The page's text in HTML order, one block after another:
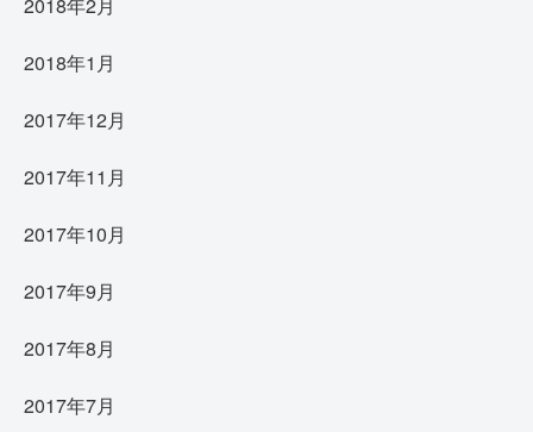
2018年1月
2017年12月
2017年11月
2017年10月
2017年9月
2017年8月
2017年7月